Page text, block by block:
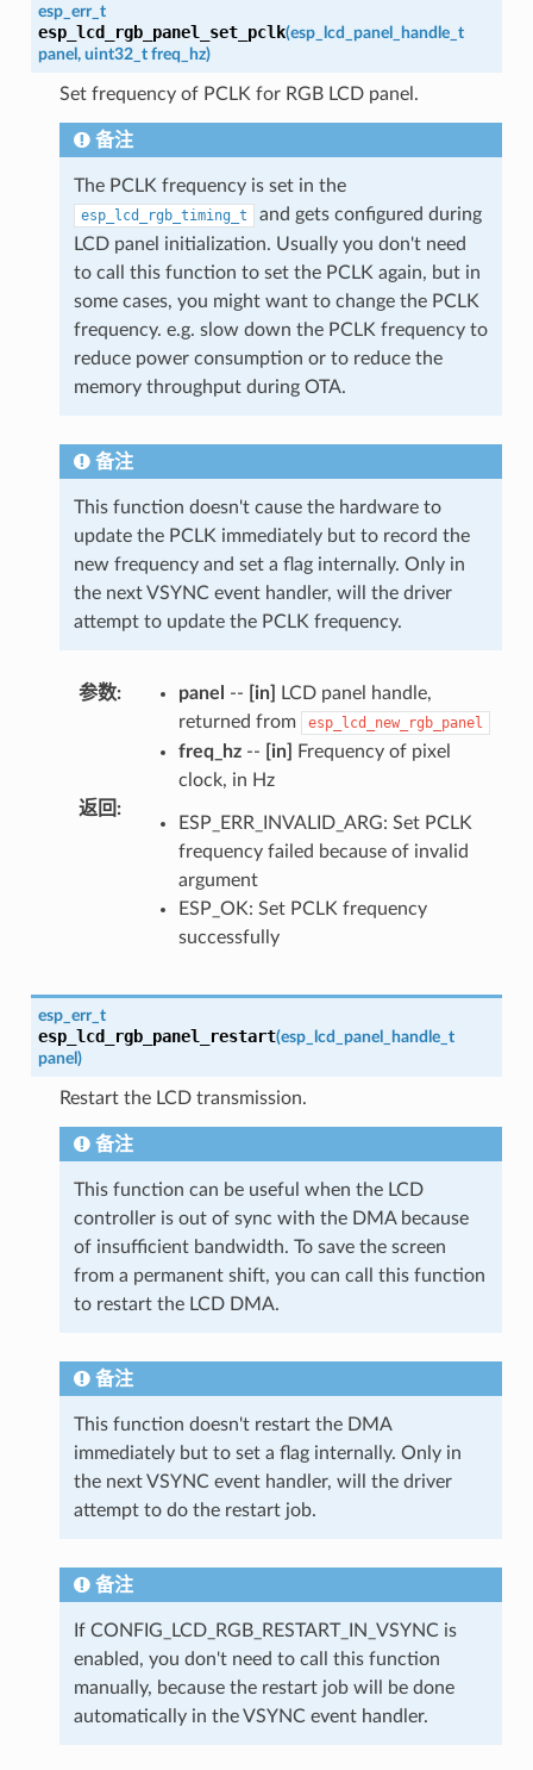
esp_err_t
esp_lcd_rgb_panel_set_pclk(esp_lcd_panel_handle_t
panel , uint32_t freq_hz)
Set frequency of PCLK for RGB LCD panel.
备注
The PCLK frequency is set in the
esp_lcd_rgb_timing_t
and gets configured during
LCD panel initialization. Usually you don't need
to call this function to set the PCLK again, but in
some cases, you might want to change the PCLK
frequency. e.g. slow down the PCLK frequency to
reduce power consumption or to reduce the
memory throughput during OTA.
备注
This function doesn't cause the hardware to
update the PCLK immediately but to record the
new frequency and set a flag internally. Only in
the next VSYNC event handler, will the driver
attempt to update the PCLK frequency.
参数: panel -- [in]
LCD panel handle,
returned from
esp_lcd_new_rgb_panel
freq_hz-- [in]
Frequency of pixel
clock, in Hz
返回 :
ESP_ERR_INVALID_ARG: Set PCLK
frequency failed because of invalid
argument
ESP_OK: Set PCLK frequency
successfully
esp_err_t
esp_lcd_rgb_panel_restart(esp_lcd_panel_handle_t
panel )
Restart the LCD transmission.
备注
This function can be useful when the LCD
controller is out of sync with the DMA because
of insufficient bandwidth. To save the screen
from a permanent shift, you can call this function
to restart the LCD DMA.
备注
This function doesn't restart the DMA
immediately but to set a flag internally. Only in
the next VSYNC event handler, will the driver
attempt to do the restart job.
备注
If CONFIG_LCD_RGB_RESTART_IN_VSYNC is
enabled, you don't need to call this function
manually, because the restart job will be done
automatically in the VSYNC event handler.